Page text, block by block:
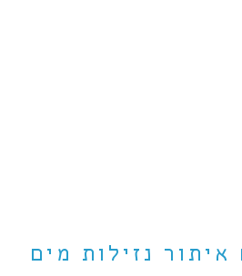
נזילות מים